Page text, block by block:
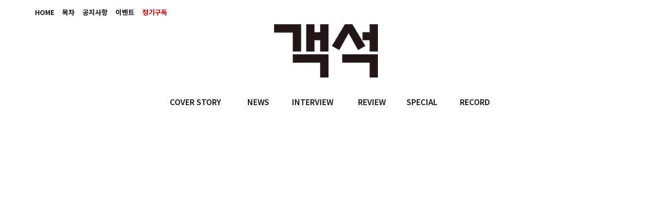
HOME 목차 공지사항 이벤트 정기구독
COVER STORY NEWS INTERVIEW REVIEW SPECIAL RECORD